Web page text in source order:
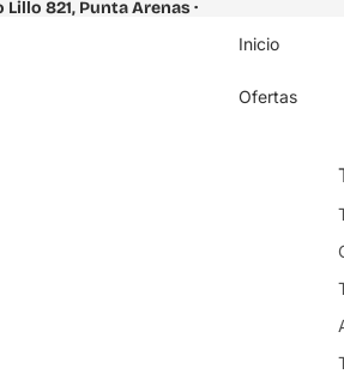
Lillo 821, Punta Arenas ·
Inicio
Ofertas